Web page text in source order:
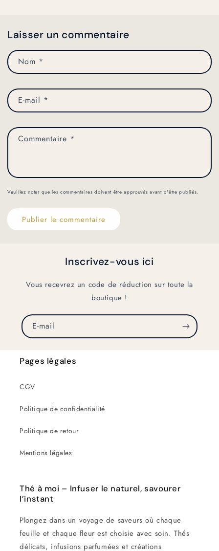
Laisser un commentaire
Nom *
E-mail *
Commentaire *
Veuillez noter que les commentaires doivent être approuvés avant d'être publiés.
Inscrivez-vous ici
Vous recevrez un code de réduction sur toute la
boutique !
E-mail
Pages légales
CGV
Politique de confidentialité
Politique de retour
Mentions légales
Thé à moi – Infuser le naturel, savourer
l’instant
Plongez dans un voyage de saveurs où chaque
feuille et chaque fleur est choisie avec soin. Thés
délicats, infusions parfumées et créations